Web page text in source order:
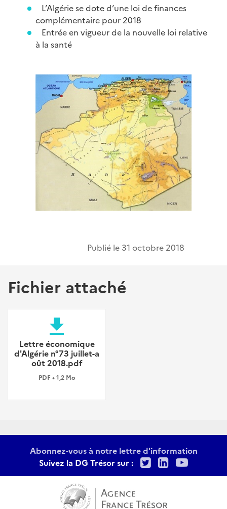
L’Algérie se dote d’une loi de finances
complémentaire pour 2018
Entrée en vigueur de la nouvelle loi relative
à la santé
Publié le 31 octobre 2018
Fichier attaché
file_download
Lettre économique
d'Algérie n°73 juillet-a
oût 2018.pdf
PDF • 1,2 Mo
Abonnez-vous à notre lettre d'information
Suivez la DG Trésor sur :
TwitterLinkedIn